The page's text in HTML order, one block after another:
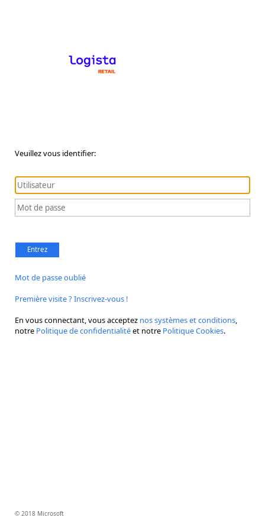
Veuillez vous identifier:
Entrez
Mot de passe oublié
Première visite ? Inscrivez-vous !
En vous connectant, vous acceptez nos systèmes et conditions,
notre Politique de confidentialitéet notre Politique Cookies.
© 2018 Microsoft